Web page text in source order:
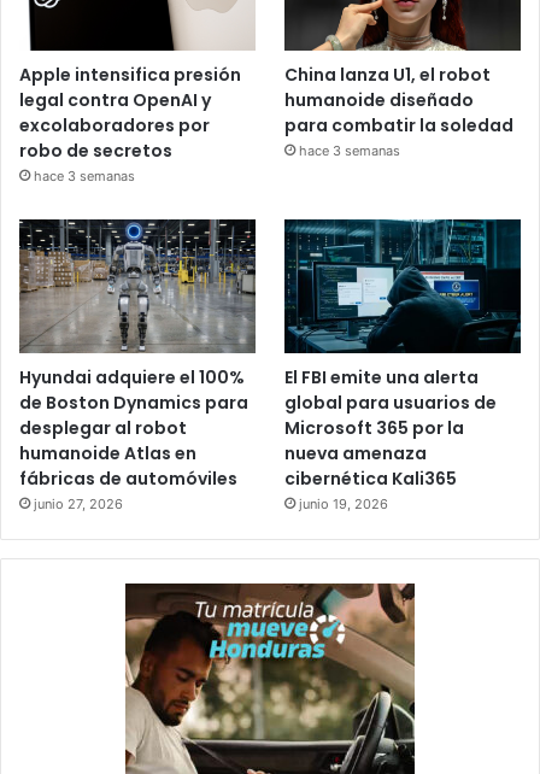
Apple intensifica presión
legal contra OpenAI y
excolaboradores por
robo de secretos
hace 3 semanas
China lanza U1, el robot
humanoide diseñado
para combatir la soledad
hace 3 semanas
Hyundai adquiere el 100%
de Boston Dynamics para
desplegar al robot
humanoide Atlas en
fábricas de automóviles
junio 27, 2026
El FBI emite una alerta
global para usuarios de
Microsoft 365 por la
nueva amenaza
cibernética Kali365
junio 19, 2026